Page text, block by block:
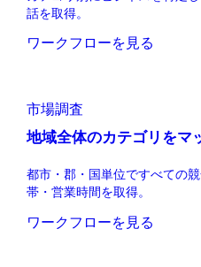
話を取得。
ワークフローを見る
市場調査
地域全体のカテゴリをマ
都市・郡・国単位ですべての
帯・営業時間を取得。
ワークフローを見る